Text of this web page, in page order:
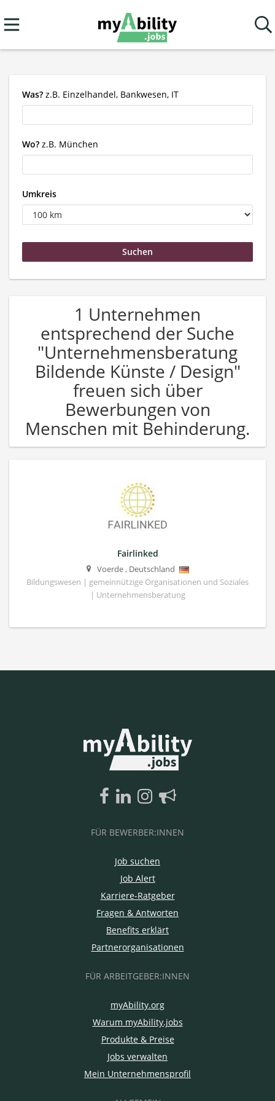
Was? z.B. Einzelhandel, Bankwesen, IT
Wo? z.B. München
Umkreis
1 Unternehmen
entsprechend der Suche
"Unternehmensberatung
Bildende Künste / Design"
freuen sich über
Bewerbungen von
Menschen mit Behinderung.
Fairlinked
Voerde, Deutschland
Bildungswesen | gemeinnützige Organisationen und Soziales
| Unternehmensberatung
FÜR BEWERBER:INNEN
Job suchen
Job Alert
Karriere-Ratgeber
Fragen & Antworten
Benefits erklärt
Partnerorganisationen
FÜR ARBEITGEBER:INNEN
myAbility.org
Warum myAbility.jobs
Produkte & Preise
Jobs verwalten
Mein Unternehmensprofil